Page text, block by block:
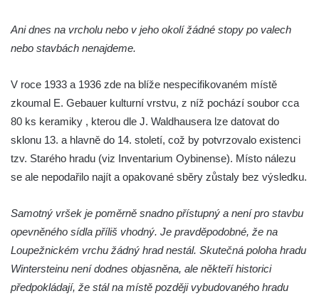
Hrad Trosky
Hrad Kunětická Hora
Hrad Buben
Hrad Vlčtejn (Wildenstein)
Hrad Helfenburk (Hrádek) u Úštěka
Hrad Boršengrýn
Hrad Hamrštejn (Hammerstein)
Hrad Vildštejn (Skalná)
Ani dnes na vrcholu nebo v jeho okolí žádné stopy po valech
nebo stavbách nenajdeme.
V roce 1933 a 1936 zde na blíže nespecifikovaném místě
zkoumal E. Gebauer kulturní vrstvu, z níž pochází soubor cca
80 ks keramiky , kterou dle J. Waldhausera lze datovat do
sklonu 13. a hlavně do 14. století, což by potvrzovalo existenci
tzv. Starého hradu (viz Inventarium Oybinense). Místo nálezu
se ale nepodařilo najít a opakované sběry zůstaly bez výsledku.
Samotný vršek je poměrně snadno přístupný a není pro stavbu
opevněného sídla příliš vhodný. Je pravděpodobné, že na
Loupežnickém vrchu žádný hrad nestál. Skutečná poloha hradu
Wintersteinu není dodnes objasněna, ale někteří historici
předpokládají, že stál na místě později vybudovaného hradu